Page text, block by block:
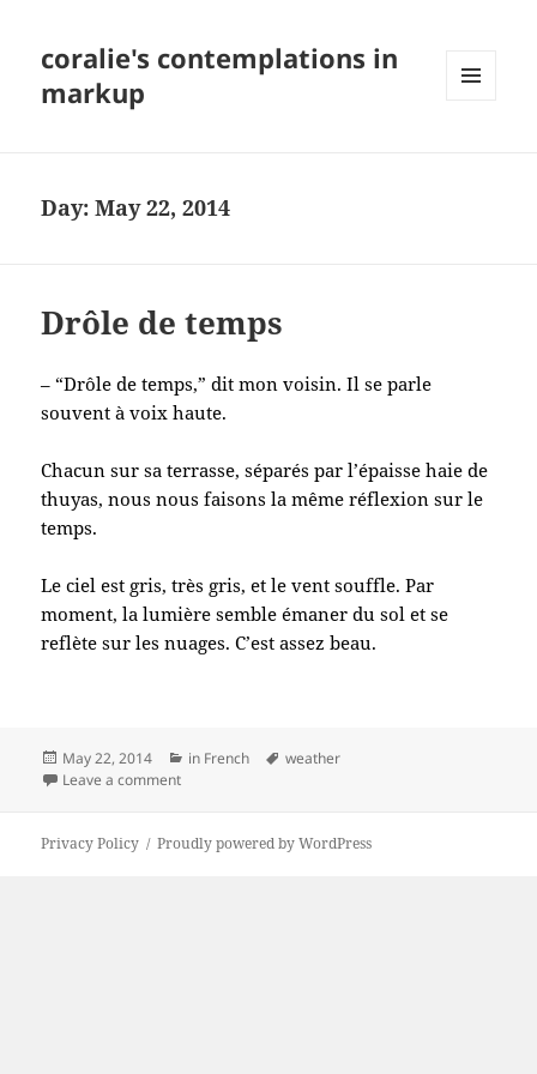
coralie's contemplations in
markup
Day:May 22, 2014
Drôle de temps
– “Drôle de temps,” dit mon voisin. Il se parle
souvent à voix haute.
Chacun sur sa terrasse, séparés par l’épaisse haie de
thuyas, nous nous faisons la même réflexion sur le
temps.
Le ciel est gris, très gris, et le vent souffle. Par
moment, la lumière semble émaner du sol et se
reflète sur les nuages. C’est assez beau.
Posted
on
May 22, 2014 Categories
in French Tags
weather
Leave a commenton Drôle de temps
Privacy Policy Proudly powered by WordPress